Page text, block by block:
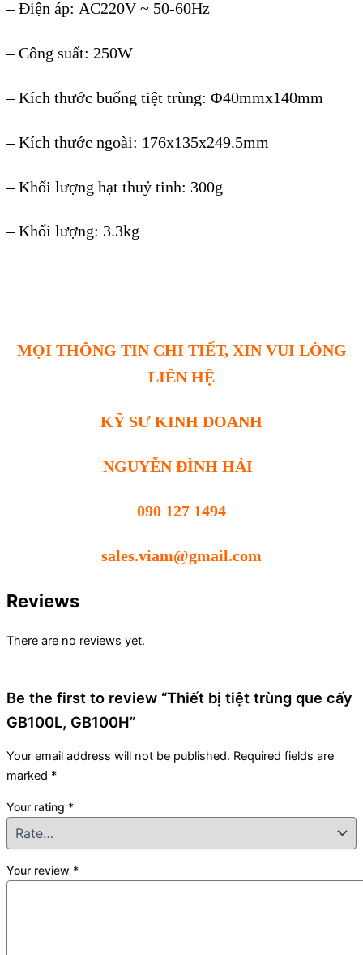
– Điện áp: AC220V ~ 50-60Hz
– Công suất: 250W
– Kích thước buống tiệt trùng: Φ40mmx140mm
– Kích thước ngoài: 176x135x249.5mm
– Khối lượng hạt thuỷ tinh: 300g
– Khối lượng: 3.3kg
MỌI THÔNG TIN CHI TIẾT, XIN VUI LÒNG
LIÊN HỆ
KỸ SƯ KINH DOANH
NGUYỄN ĐÌNH HẢI
090 127 1494
sales.viam@gmail.com
Reviews
There are no reviews yet.
Be the first to review “Thiết bị tiệt trùng que cấy
GB100L, GB100H”
Your email address will not be published. Required fields are
marked *
Your rating *
Your review *